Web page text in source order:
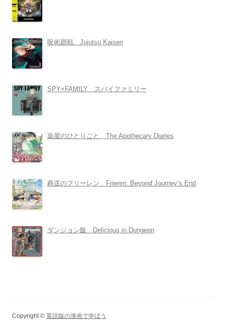
呪術廻戦 Jujutsu Kaisen
SPY×FAMILY スパイファミリー
薬屋のひとりごと The Apothecary Diaries
葬送のフリーレン Frieren: Beyond Journey’s End
ダンジョン飯 Delicious in Dungeon
Copyright © 英語版の漫画で学ぼう